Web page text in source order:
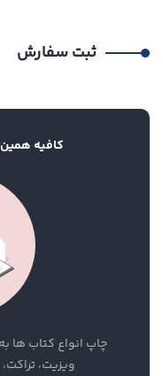
ثبت سفارش
کافیه همین
چاپ انواع کتاب ها
ویزیت،